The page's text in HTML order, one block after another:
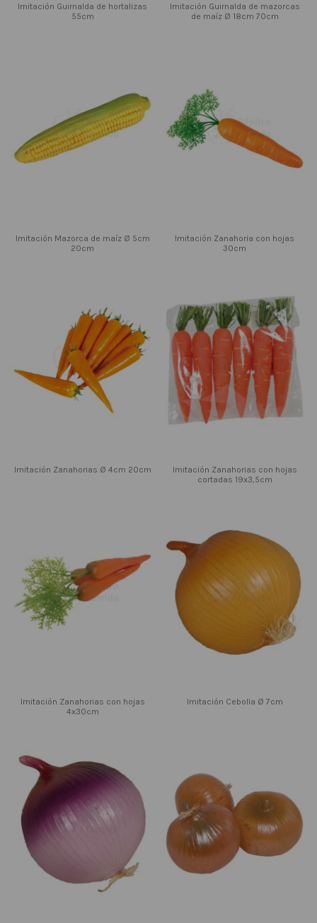
Imitación Guirnalda de hortalizas
55cm
Imitación Guirnalda de mazorcas
de maíz Ø 18cm 70cm
Imitación Mazorca de maíz Ø 5cm
20cm
Imitación Zanahoria con hojas
30cm
Imitación Zanahorias Ø 4cm 20cm
Imitación Zanahorias con hojas
cortadas 19x3,5cm
Imitación Zanahorias con hojas
4x30cm
Imitación Cebolla Ø 7cm